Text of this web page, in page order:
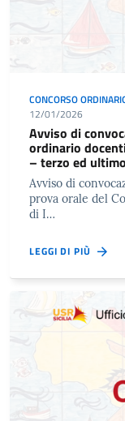
CONCORSO
12/01/2026
Avviso di
ordinario
– terzo ed
Avviso di
prova orale del
di I…
LEGGI DI PIÙ